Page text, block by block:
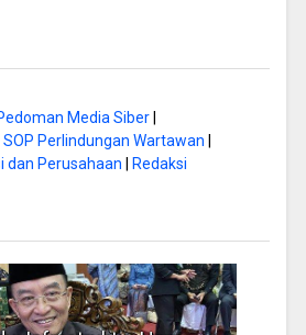
Media Siber|
SOP Perlindungan Wartawan
dan Perusahaan
Redaksi